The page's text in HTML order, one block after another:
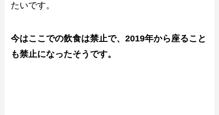
たいです。
今はここでの飲食は禁止で、2019年から座ること
も禁止になったそうです。